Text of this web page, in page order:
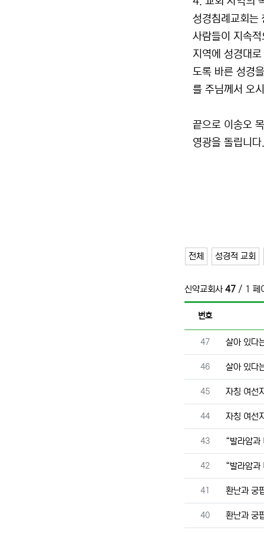
성경침례교회는
사람들이 지속
지역에 성경대
도록 바른 성경
를 주님께서 오
끝으로 이송오
영광을 돌립니
전체 성경적 교회
신약교회사 47 / 1 페
번호
번호
47 살아 있다
번호
46 살아 있다
번호
45 자칭 여선
번호
44 자칭 여선
번호
43 “발라암과
번호
42 “발라암과
번호
41 환난과 궁
번호
40 환난과 궁